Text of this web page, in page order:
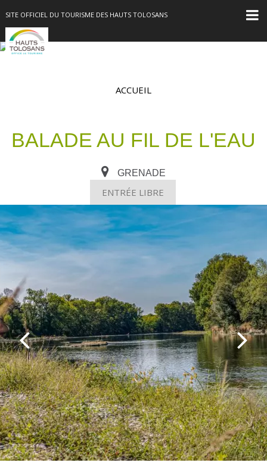
SITE OFFICIEL DU TOURISME DES HAUTS TOLOSANS
ACCUEIL
BALADE AU FIL DE L'EAU
GRENADE
ENTRÉE LIBRE